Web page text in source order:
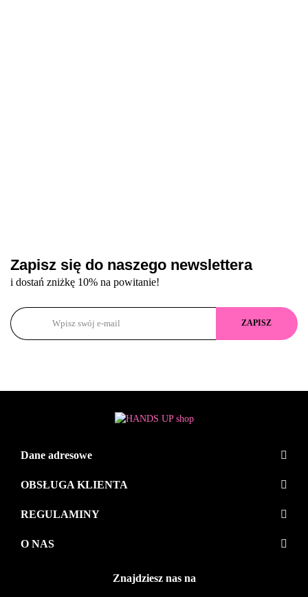
Zapisz się do naszego newslettera
i dostań zniżkę 10% na powitanie!
Dane adresowe
OBSŁUGA KLIENTA
REGULAMINY
O NAS
Znajdziesz nas na